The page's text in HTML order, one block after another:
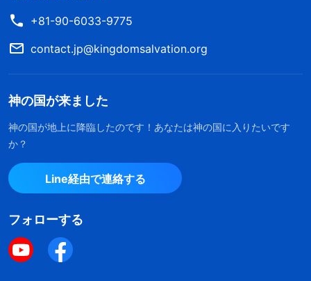
+81-90-6033-9775
contact.jp@kingdomsalvation.org
神の国が来ました
神の国が地上に降臨したのです！あなたは神の国に入りたいです
か？
Line経由で連絡する
フォローする